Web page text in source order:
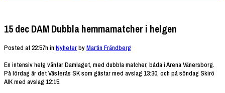
15 decDAM Dubbla hemmamatcher i helgen
Posted at 22:57h in NyheterbyMartin Frändberg
En intensiv helg väntar Damlaget, med dubbla matcher, båda i Arena Vänersborg.
På lördag är det Västerås SK som gästar med avslag 13:30, och på söndag Skirö
AIK med avslag 12:15.